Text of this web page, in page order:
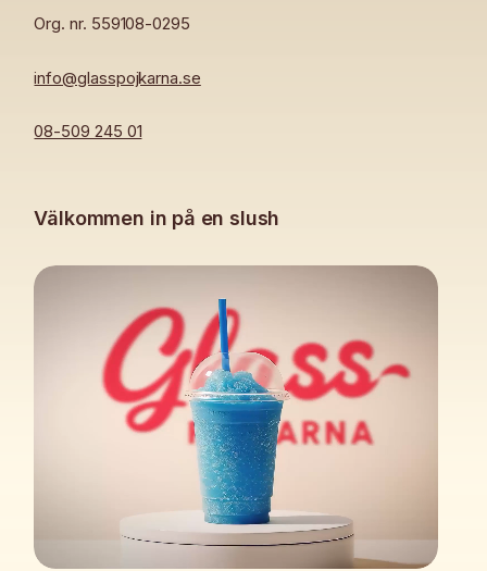
Org. nr. 559108-0295
info@glasspojkarna.se
08-509 245 01
Välkommen in på en slush